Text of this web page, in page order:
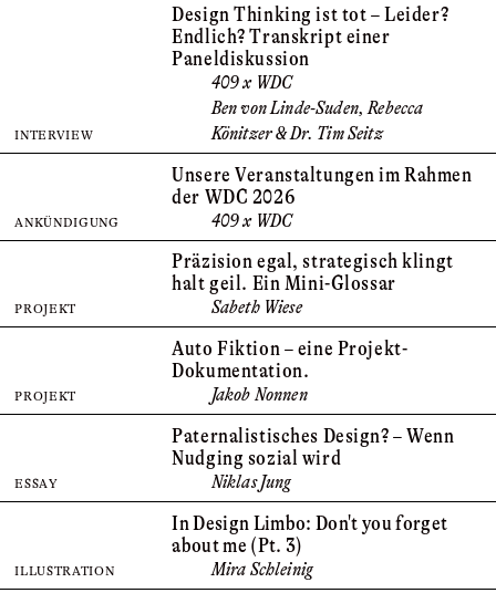
Design Thinking ist tot – Leider?
Endlich? Transkript einer
Paneldiskussion
INTERVIEW
409 x WDC
Ben von Linde-Suden, Rebecca
Könitzer & Dr. Tim Seitz
Unsere Veranstaltungen im Rahmen
der WDC 2026
ANKÜNDIGUNG 409 x WDC
Präzision egal, strategisch klingt
halt geil. Ein Mini-Glossar
PROJEKT Sabeth Wiese
Auto Fiktion – eine Projekt-
Dokumentation.
PROJEKT Jakob Nonnen
Paternalistisches Design? – Wenn
Nudging sozial wird
ESSAY Niklas Jung
In Design Limbo: Don't you forget
about me (Pt. 3)
ILLUSTRATION Mira Schleinig